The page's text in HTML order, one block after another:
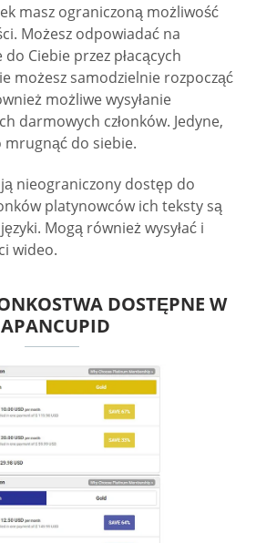
masz ograniczoną możliwość
Możesz odpowiadać na
Ciebie przez płacących
możesz samodzielnie rozpocząć
możliwe wysyłanie
darmowych członków. Jedyne,
mrugnąć do siebie.
nieograniczony dostęp do
platynowców ich teksty są
Mogą również wysyłać i
wideo.
DOSTĘPNE W